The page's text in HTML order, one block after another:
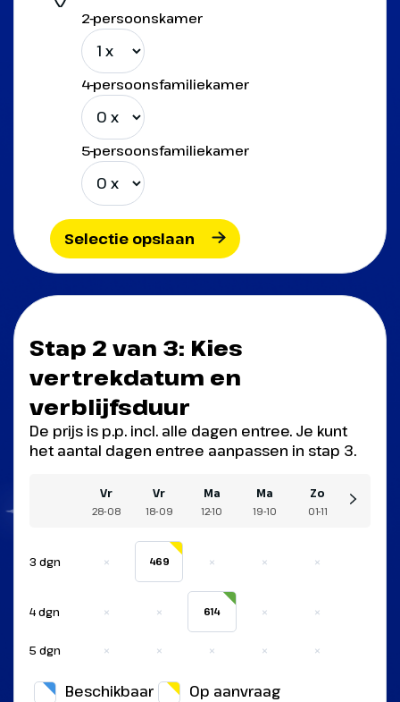
2-persoonskamer
4-persoonsfamiliekamer
5-persoonsfamiliekamer
Selectie opslaan
Stap 2 van 3: Kies
vertrekdatum en
verblijfsduur
De prijs is p.p. incl. alle dagen entree. Je kunt
het aantal dagen entree aanpassen in stap 3.
Vr
28-08
Vr
18-09
Ma
12-10
Ma
19-10
Zo
01-11
3 dgn × 469 × × ×
4 dgn × × 614 × ×
5 dgn × × × × ×
Beschikbaar
Op aanvraag